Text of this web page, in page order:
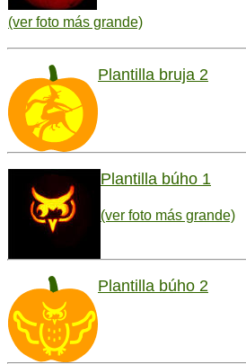
(ver foto más grande)
Plantilla bruja 2
Plantilla búho 1
(ver foto más grande)
Plantilla búho 2